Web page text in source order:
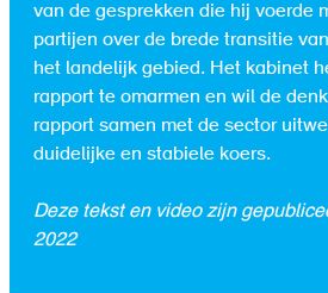
van de gesprekken die hij voerde
partijen over de brede transitie
het landelijk gebied. Het kabinet
rapport te omarmen en wil de
rapport samen met de sector
duidelijke en stabiele koers.
Deze tekst en video zijn
2022